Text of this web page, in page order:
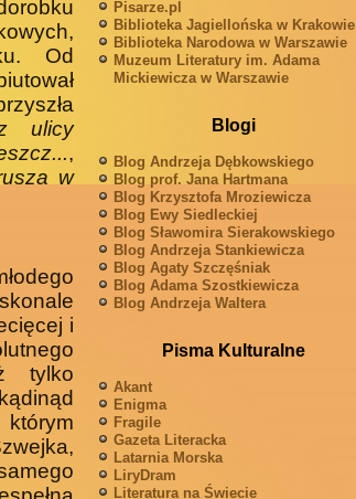
Od
ulicy
,
w
i
tylko
Pisarze.pl
Biblioteka Jagiellońska w Krakowie
Biblioteka Narodowa w Warszawie
Muzeum Literatury im. Adama
Mickiewicza w Warszawie
Blogi
Blog Andrzeja Dębkowskiego
Blog prof. Jana Hartmana
Blog Krzysztofa Mroziewicza
Blog Ewy Siedleckiej
Blog Sławomira Sierakowskiego
Blog Andrzeja Stankiewicza
Blog Agaty Szczęśniak
Blog Adama Szostkiewicza
Blog Andrzeja Waltera
Pisma Kulturalne
Akant
Enigma
Fragile
Gazeta Literacka
Latarnia Morska
LiryDram
Literatura na Świecie